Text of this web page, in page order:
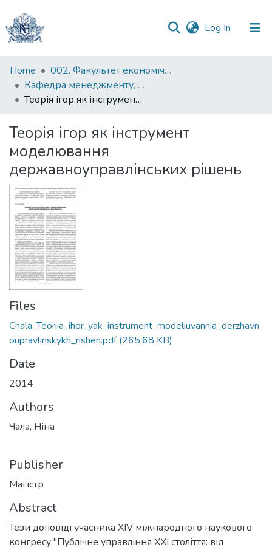
Log In (current)
Communities
&
Collections
Statistics
Home
002. Факультет економічних наук
Кафедра менеджменту, маркетингу та підприємництва
Теорія ігор як інструмент моделювання державноуправлінських рішень
Теорія ігор як інструмент
моделювання
державноуправлінських рішень
Files
Chala_Teoriia_ihor_yak_instrument_modeliuvannia_derzhavn
oupravlinskykh_rishen.pdf(265.68 KB)
Date
2014
Authors
Чала, Ніна
Publisher
Магістр
Abstract
Тези доповіді учасника XІV міжнародного наукового
конгресу "Публічне управління ХХІ століття: від